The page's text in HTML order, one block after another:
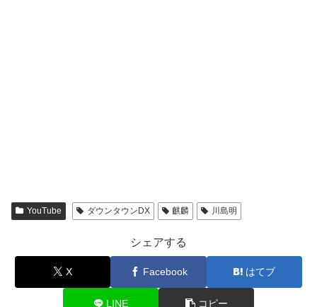
YouTube ダウンタウンDX 麒麟 川島明
シェアする
X Facebook はてブ
LINE コピー